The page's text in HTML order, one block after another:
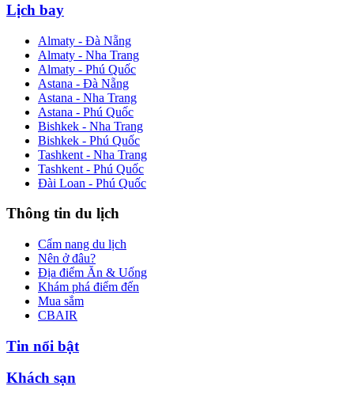
Lịch bay
Almaty - Đà Nẵng
Almaty - Nha Trang
Almaty - Phú Quốc
Astana - Đà Nẵng
Astana - Nha Trang
Astana - Phú Quốc
Bishkek - Nha Trang
Bishkek - Phú Quốc
Tashkent - Nha Trang
Tashkent - Phú Quốc
Đài Loan - Phú Quốc
Thông tin du lịch
Cẩm nang du lịch
Nên ở đâu?
Địa điểm Ăn & Uống
Khám phá điểm đến
Mua sắm
CBAIR
Tin nổi bật
Khách sạn